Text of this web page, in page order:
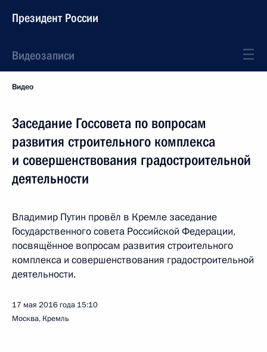
Президент России
Видеозаписи
Видео
Заседание Госсовета по вопросам
развития строительного комплекса
и совершенствования градостроительной
деятельности
Владимир Путин провёл в Кремле заседание
Государственного совета Российской Федерации,
посвящённое вопросам развития строительного
комплекса и совершенствования градостроительной
деятельности.
17 мая 2016 года 15:10
Москва, Кремль